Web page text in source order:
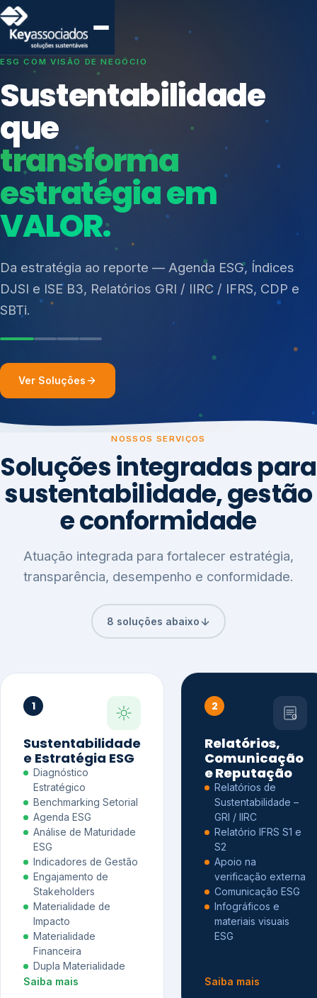
SISTEMAS DE GESTÃO OTIMIZADOS E INTEGRADOS
Conformidade que
protege seu
negócio.
Consultoria, auditoria e treinamentos em ISO 27001,
ISO 27701, ISO 42001, ISO 37001, ISO 9001, ISO
14001, ISO 45001, ONA e PNQ — Gestão de
resíduos sólidos (PGRS/PMGRS).
Índices de Mercado
Mudanças Climáticas
Reputação e Cadeia
Reporte Regulatório
Ver Soluções
NOSSOS SERVIÇOS
Soluções integradas para
sustentabilidade, gestão
e conformidade
Atuação integrada para fortalecer estratégia,
transparência, desempenho e conformidade.
8 soluções abaixo
1
Sustentabilidade
e Estratégia ESG
Diagnóstico
Estratégico
Benchmarking Setorial
Agenda ESG
Análise de Maturidade
ESG
Indicadores de Gestão
Engajamento de
Stakeholders
Materialidade de
Impacto
Materialidade
Financeira
Dupla Materialidade
Saiba mais
2
Relatórios,
Comunicação
e Reputação
Relatórios de
Sustentabilidade –
GRI / IIRC
Relatório IFRS S1 e
S2
Apoio na
verificação externa
Comunicação ESG
Infográficos e
materiais visuais
ESG
Saiba mais